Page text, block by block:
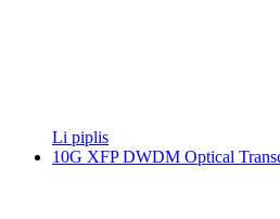
Li piplis
10G XFP DWDM Optical